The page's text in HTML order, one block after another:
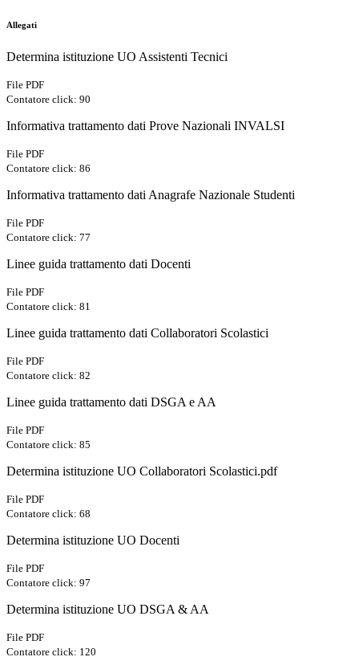
Allegati
Determina istituzione UO Assistenti Tecnici
File PDF
Contatore click: 90
Informativa trattamento dati Prove Nazionali INVALSI
File PDF
Contatore click: 86
Informativa trattamento dati Anagrafe Nazionale Studenti
File PDF
Contatore click: 77
Linee guida trattamento dati Docenti
File PDF
Contatore click: 81
Linee guida trattamento dati Collaboratori Scolastici
File PDF
Contatore click: 82
Linee guida trattamento dati DSGA e AA
File PDF
Contatore click: 85
Determina istituzione UO Collaboratori Scolastici.pdf
File PDF
Contatore click: 68
Determina istituzione UO Docenti
File PDF
Contatore click: 97
Determina istituzione UO DSGA & AA
File PDF
Contatore click: 120